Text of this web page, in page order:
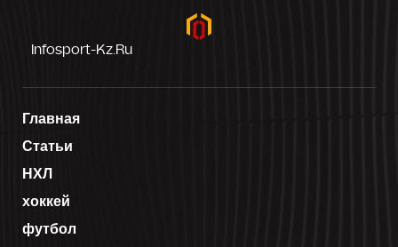
Infosport-Kz.ru
Главная
Статьи
НХЛ
хоккей
футбол